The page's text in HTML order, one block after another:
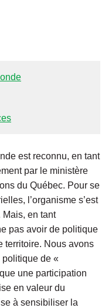
est reconnu, en tant
par le ministère
du Québec. Pour se
l’organisme s’est
Mais, en tant
pas avoir de politique
territoire. Nous avons
politique de «
une participation
en valeur du
à sensibiliser la